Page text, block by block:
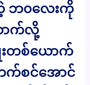
တဲ့ ဘ၀လေးကို
ာက်လို့
တစ်ယောက်
စင်အောင်